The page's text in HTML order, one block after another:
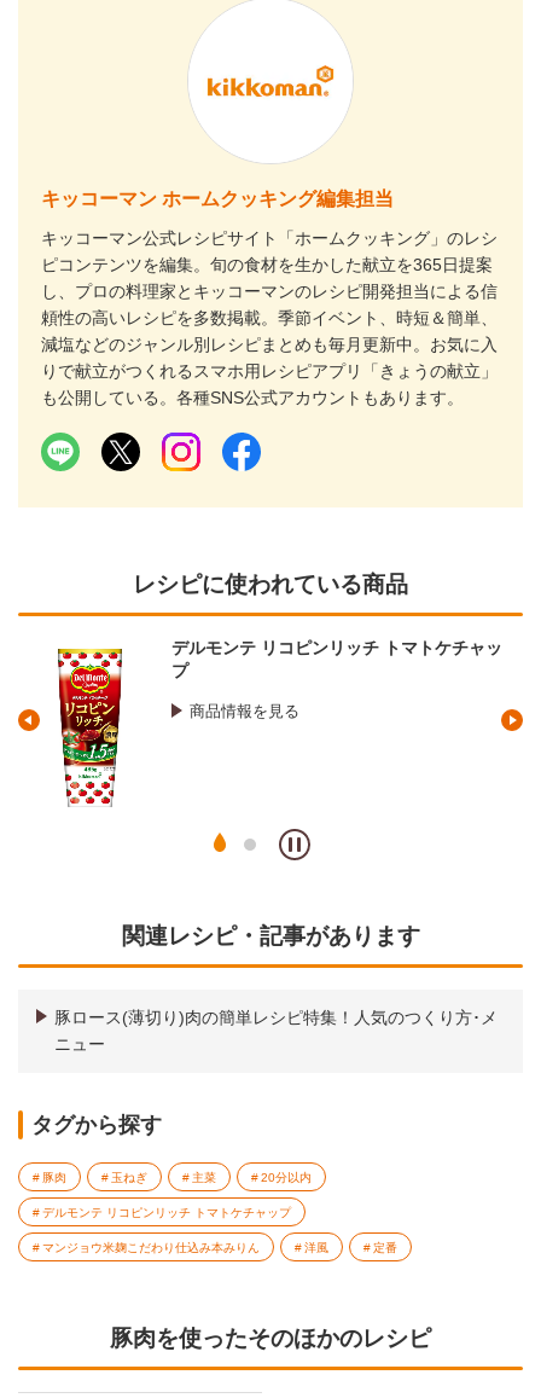
キッコーマン ホームクッキング編集担当
キッコーマン公式レシピサイト「ホームクッキング」のレシ
ピコンテンツを編集。旬の食材を生かした献立を365日提案
し、プロの料理家とキッコーマンのレシピ開発担当による信
頼性の高いレシピを多数掲載。季節イベント、時短＆簡単、
減塩などのジャンル別レシピまとめも毎月更新中。お気に入
りで献立がつくれるスマホ用レシピアプリ「きょうの献立」
も公開している。各種SNS公式アカウントもあります。
レシピに使われている商品
デルモンテ リコピンリッチ トマトケチャッ
プ
商品情報を見る
関連レシピ・記事があります
豚ロース(薄切り)肉の簡単レシピ特集！人気のつくり方･メ
ニュー
タグから探す
豚肉 玉ねぎ 主菜 20分以内
デルモンテ リコピンリッチ トマトケチャップ
マンジョウ米麹こだわり仕込み本みりん 洋風 定番
豚肉を使ったそのほかのレシピ